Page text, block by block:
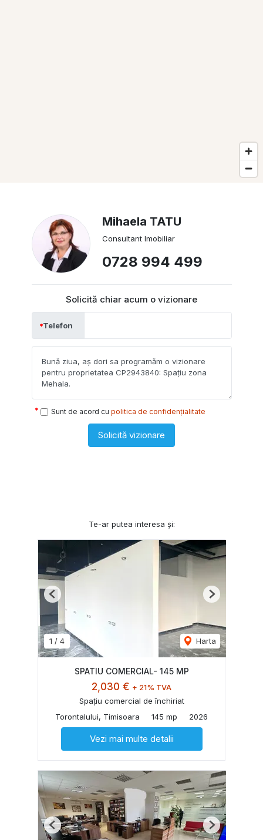
Mihaela TATU
Consultant Imobiliar
0728 994 499
Solicită chiar acum o vizionare
Telefon
Sunt de acord cu politica de confidențialitate
Solicită vizionare
Te-ar putea interesa și:
1 / 4 Harta
Previous Next
SPATIU COMERCIAL- 145 MP
2,030 € + 21% TVA
Spațiu comercial de închiriat
Torontalului, Timisoara
145 mp 2026
Vezi mai multe detalii
Previous Next